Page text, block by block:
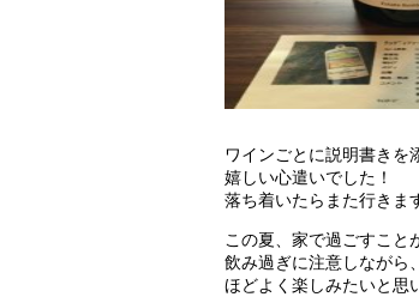
ワインごとに説明書きを
嬉しい心遣いでした！
落ち着いたらまた行きま
この夏、家で過ごすこと
飲み過ぎに注意しながら、
ほどよく楽しみたいと思